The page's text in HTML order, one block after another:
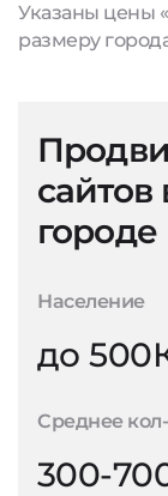
Указаны цены
размеру
городе
Население
до
Среднее
300-